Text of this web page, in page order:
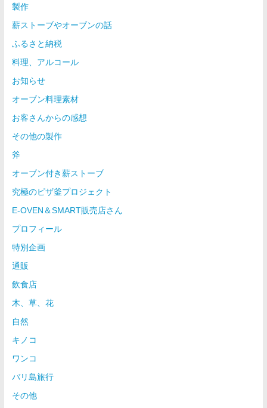
製作
薪ストーブやオーブンの話
ふるさと納税
料理、アルコール
お知らせ
オーブン料理素材
お客さんからの感想
その他の製作
斧
オーブン付き薪ストーブ
究極のピザ釜プロジェクト
E-OVEN＆SMART販売店さん
プロフィール
特別企画
通販
飲食店
木、草、花
自然
キノコ
ワンコ
バリ島旅行
その他